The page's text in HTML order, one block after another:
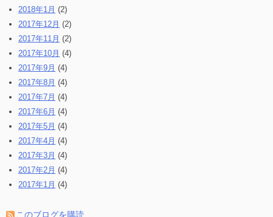
2018年1月 (2)
2017年12月 (2)
2017年11月 (2)
2017年10月 (4)
2017年9月 (4)
2017年8月 (4)
2017年7月 (4)
2017年6月 (4)
2017年5月 (4)
2017年4月 (4)
2017年3月 (4)
2017年2月 (4)
2017年1月 (4)
このブログを購読